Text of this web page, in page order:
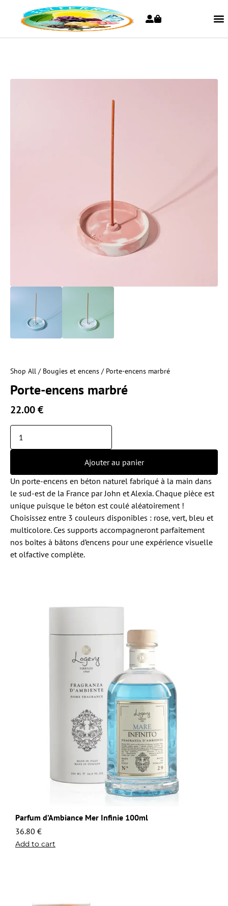
Shop All / Bougies et encens / Porte-encens marbré
Porte-encens marbré
22.00€
Ajouter au panier
Un porte-encens en béton naturel fabriqué à la main dans
le sud-est de la France par John et Alexia. Chaque pièce est
unique puisque le béton est coulé aléatoirement !
Choisissez entre 3 couleurs disponibles : rose, vert, bleu et
multicolore. Ces supports accompagneront parfaitement
nos boîtes à bâtons d’encens pour une expérience visuelle
et olfactive complète.
Parfum d’Ambiance Mer Infinie 100ml
36.80 €
Add to cart